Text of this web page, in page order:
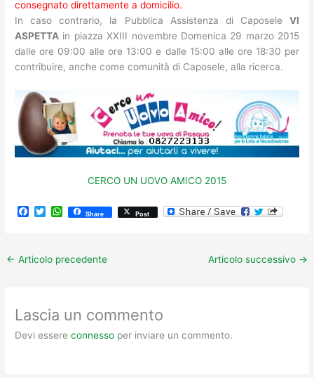
consegnato direttamente a domicilio.
In caso contrario, la Pubblica Assistenza di Caposele VI
ASPETTA in piazza XXIII novembre Domenica 29 marzo 2015
dalle ore 09:00 alle ore 13:00 e dalle 15:00 alle ore 18:30 per
contribuire, anche come comunità di Caposele, alla ricerca.
CERCO UN UOVO AMICO 2015
F
b
T
t
W
s
A
Share Post
← Articolo precedente Articolo successivo →
Lascia un commento
Devi essereconnesso per inviare un commento.